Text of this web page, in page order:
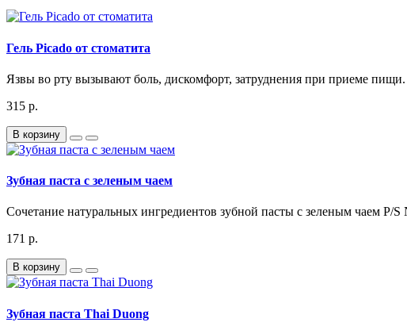
Гель Picado от стоматита
Язвы во рту вызывают боль, дискомфорт, затруднения при приеме
315 р.
В корзину
Зубная паста c зеленым чаем
Сочетание натуральных ингредиентов зубной пасты с зеленым чаем P/S
171 р.
В корзину
Зубная паста Thai Duong